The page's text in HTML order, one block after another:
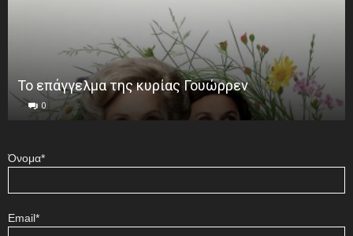
Το επάγγελμα της κυρίας Γουώρρεν
0
Όνομα*
Email*